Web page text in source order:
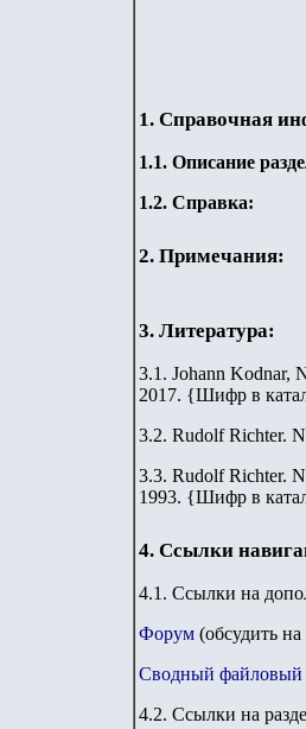
1. Справочная
1.1. Описание
1.2. Справка:
2. Примечания:
3. Литература:
3.1. Johann Kodnar,
2017. {Шифр в
3.2. Rudolf Richter.
3.3. Rudolf Richter.
1993. {Шифр в
4. Ссылки
4.1. Ссылки на
Форум (обсудить
Сводный файловый
4.2. Ссылки на